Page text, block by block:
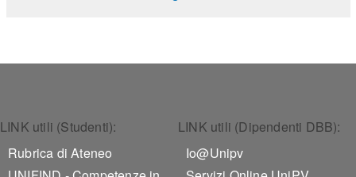
Footer 1
LINK utili (Studenti):
Rubrica di Ateneo
Footer 2
LINK utili (Dipendenti DBB):
Io@Unipv